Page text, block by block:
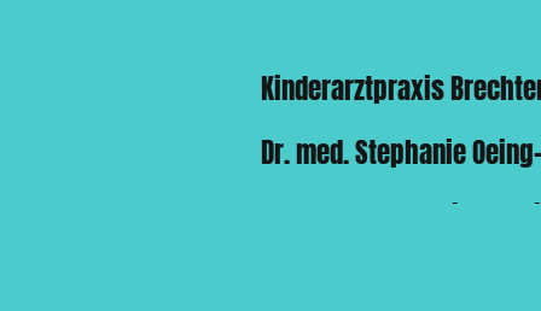
Kinderarztpraxis
Dr. med. Stephanie
Dr. med. Lara Maria